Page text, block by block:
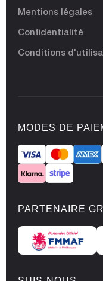
Mentions légales
Confidentialité
Conditions
MODES DE
PARTENAIRE